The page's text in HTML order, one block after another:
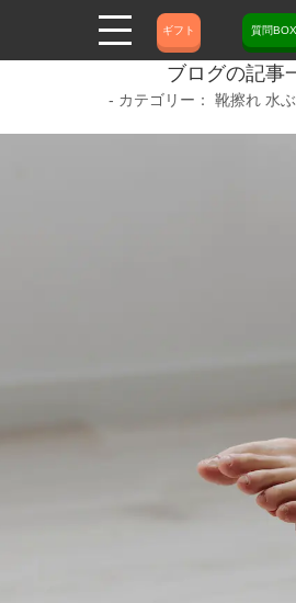
ギフト 質問BOX
ブログの記事
靴擦れ 水